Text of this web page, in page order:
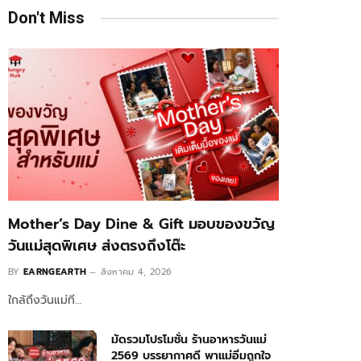
Don't Miss
Mother’s Day Dine & Gift มอบของขวัญ
วันแม่สุดพิเศษ ส่งตรงถึงโต๊ะ
BY EARNGEARTH สิงหาคม 4, 2026
ใกล้ถึงวันแม่ที…
มัดรวมโปรโมชั่น ร้านอาหารวันแม่
2569 บรรยากาศดี พาแม่อิ่มถูกใจ